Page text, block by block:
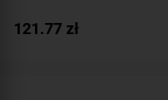
121.77 zł